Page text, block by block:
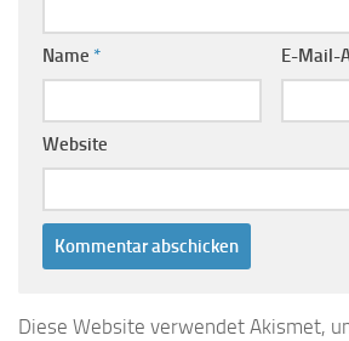
Name * E-Mail-
Website
Diese Website verwendet Akismet,